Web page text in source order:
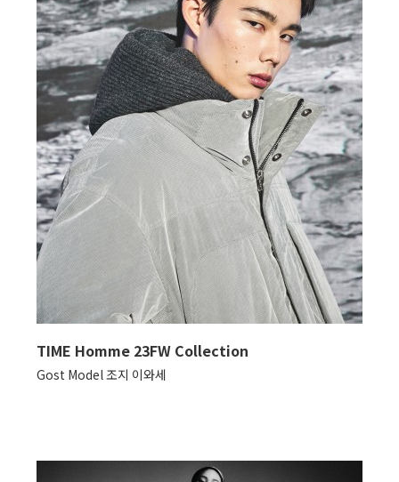
TIME Homme 23FW Collection
Gost Model 조지 이와세